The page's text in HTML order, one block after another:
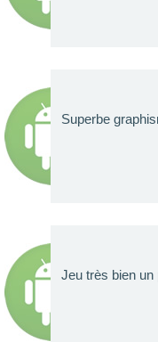
Superbe
Jeu très bien un